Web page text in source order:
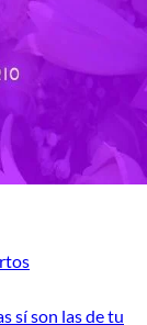
sí son las de tu